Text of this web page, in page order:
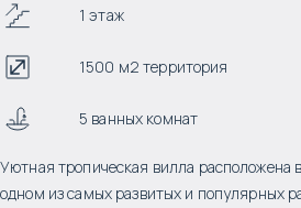
1 этаж
1500 м2 территория
5 ванных комнат
Уютная тропическая вилла расположена
одном из самых развитых и популярных